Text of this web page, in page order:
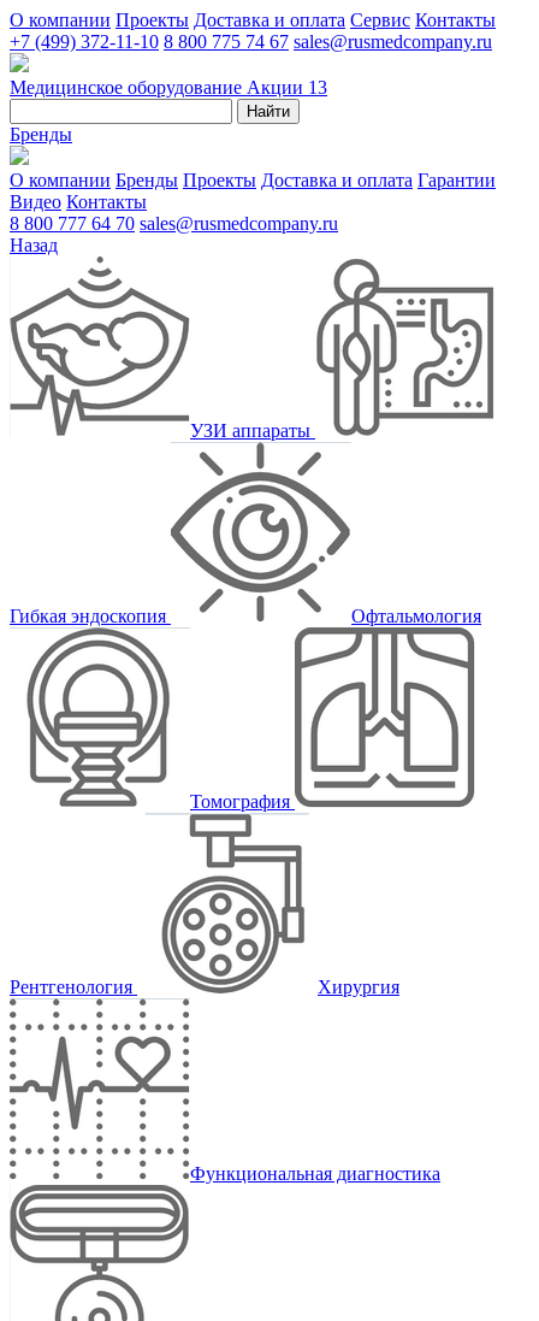
О компании Проекты Доставка и оплата Сервис Контакты
+7 (499) 372-11-10 8 800 775 74 67 sales@rusmedcompany.ru
Медицинское оборудование Акции 13
Найти
Бренды
О компании Бренды Проекты Доставка и оплата Гарантии
Видео Контакты
8 800 777 64 70 sales@rusmedcompany.ru
Назад
УЗИ аппараты
Гибкая эндоскопия Офтальмология
Томография
Рентгенология Хирургия
Функциональная диагностика